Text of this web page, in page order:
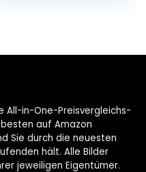
All-in-One-Preisvergleichs-
auf Amazon
Sie durch die neuesten
hält. Alle Bilder
jeweiligen Eigentümer.